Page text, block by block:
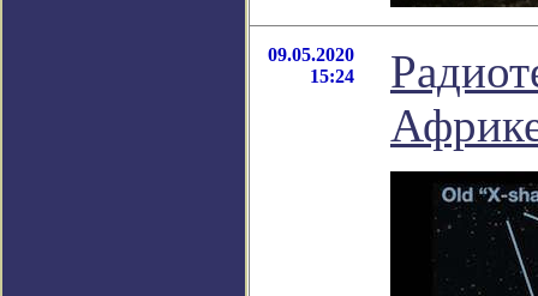
09.05.2020
15:24